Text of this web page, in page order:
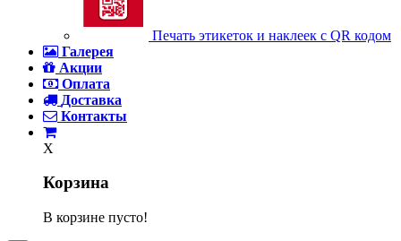
Печать этикеток и наклеек с QR кодом
Галерея
Акции
Оплата
Доставка
Контакты
X
Корзина
В корзине пусто!